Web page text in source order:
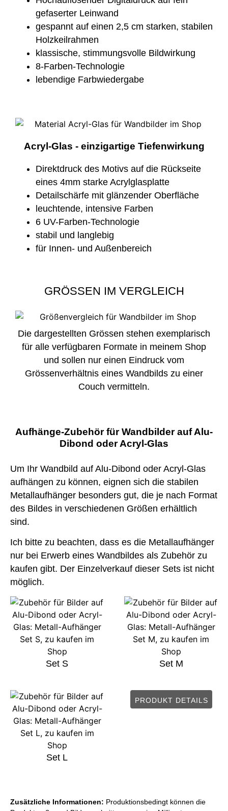
gefaserter Leinwand
gespannt auf einen 2,5 cm starken, stabilen
Holzkeilrahmen
klassische, stimmungsvolle Bildwirkung
8-Farben-Technologie
lebendige Farbwiedergabe
Acryl-Glas - einzigartige Tiefenwirkung
Direktdruck des Motivs auf die Rückseite
eines 4mm starke Acrylglasplatte
Detailschärfe mit glänzender Oberfläche
leuchtende, intensive Farben
6 UV-Farben-Technologie
stabil und langlebig
für Innen- und Außenbereich
GRÖSSEN IM VERGLEICH
Die dargestellten Grössen stehen exemplarisch
für alle verfügbaren Formate in meinem Shop
und sollen nur einen Eindruck vom
Grössenverhältnis eines Wandbilds zu einer
Couch vermitteln.
Aufhänge-Zubehör für Wandbilder auf Alu-
Dibond oder Acryl-Glas
Um Ihr Wandbild auf Alu-Dibond oder Acryl-Glas
aufhängen zu können, eignen sich die stabilen
Metallaufhänger besonders gut, die je nach Format
des Bildes in verschiedenen Größen erhältlich
sind.
Ich bitte zu beachten, dass es die Metallaufhänger
nur bei Erwerb eines Wandbildes als Zubehör zu
kaufen gibt. Der Einzelverkauf dieser Sets ist nicht
möglich.
Set S Set M
Set L
PRODUKT DETAILS
Zusätzliche Informationen: Produktionsbedingt können die